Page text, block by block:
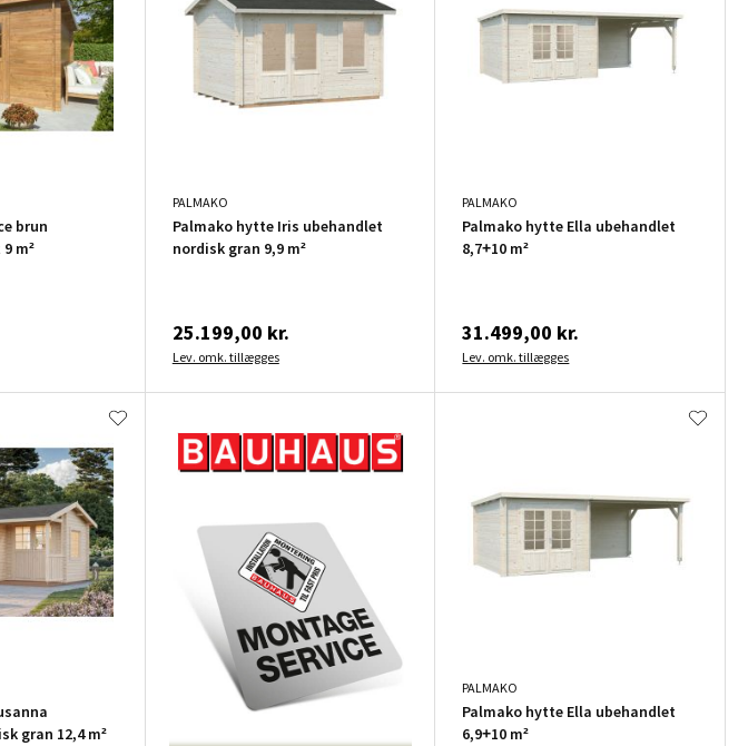
brun
m²
PALMAKO
Palmako hytte Iris ubehandlet
nordisk gran 9,9 m²
25.199,00 kr.
Lev. omk. tillægges
PALMAKO
Palmako hytte Ella ubehandlet
8,7+10 m²
31.499,00 kr.
Lev. omk. tillægges
gran 12,4 m²
PALMAKO
Palmako hytte Ella ubehandlet
6,9+10 m²